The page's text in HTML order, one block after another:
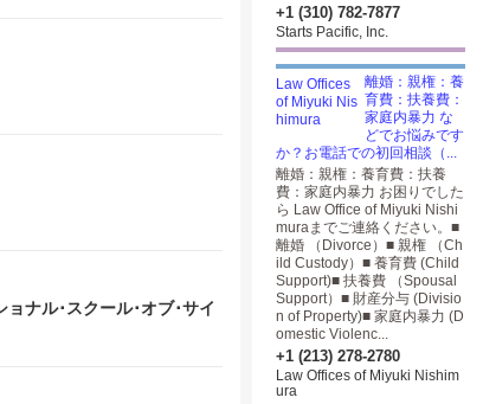
ナル･スクール･オブ･サイ
+1 (310) 782-7877
Starts Pacific, Inc.
離婚：親権：養
育費：扶養費：
家庭内暴力 な
どでお悩みです
か？お電話での初回相談（...
離婚：親権：養育費：扶養
費：家庭内暴力 お困りでした
ら Law Office of Miyuki Nishi
muraまでご連絡ください。■
離婚 （Divorce）■ 親権 （Ch
ild Custody）■ 養育費 (Child
Support)■ 扶養費 （Spousal
Support）■ 財産分与 (Divisio
n of Property)■ 家庭内暴力 (D
omestic Violenc...
+1 (213) 278-2780
Law Offices of Miyuki Nishim
ura